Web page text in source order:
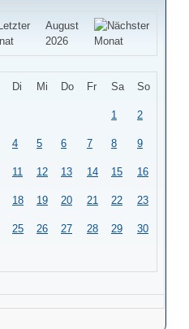
August
2026
Di Mi Do Fr Sa So
1 2
4 5 6 7 8 9
11 12 13 14 15 16
18 19 20 21 22 23
25 26 27 28 29 30